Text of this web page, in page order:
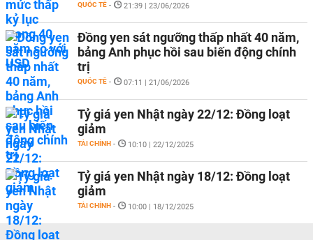
QUỐC TẾ - 21:39 | 23/06/2026
Đồng yen sát ngưỡng thấp nhất 40 năm,
bảng Anh phục hồi sau biến động chính
trị
QUỐC TẾ - 07:11 | 21/06/2026
Tỷ giá yen Nhật ngày 22/12: Đồng loạt
giảm
TÀI CHÍNH - 10:10 | 22/12/2025
Tỷ giá yen Nhật ngày 18/12: Đồng loạt
giảm
TÀI CHÍNH - 10:00 | 18/12/2025